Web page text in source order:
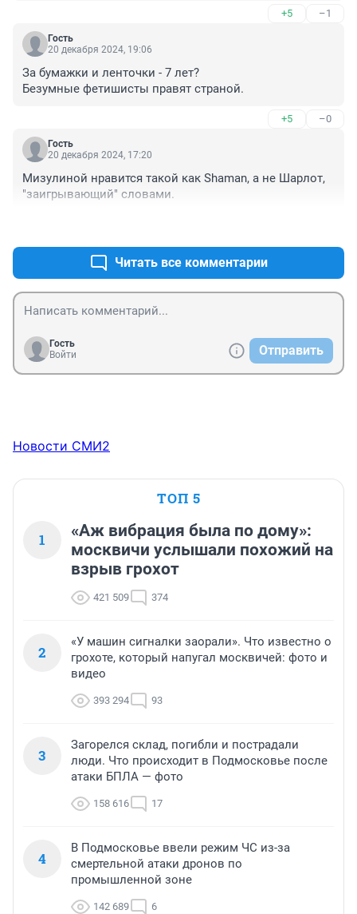
+5 –1
Гость
20 декабря 2024, 19:06
За бумажки и ленточки - 7 лет?
Безумные фетишисты правят страной.
+5 –0
Гость
20 декабря 2024, 17:20
Мизулиной нравится такой как Shaman, а не Шарлот,
"заигрывающий" словами.
Читать все комментарии
Гость
Войти
Отправить
Новости СМИ2
ТОП 5
1
«Аж вибрация была по дому»:
москвичи услышали похожий на
взрыв грохот
421 509 374
2
«У машин сигналки заорали». Что известно о
грохоте, который напугал москвичей: фото и
видео
393 294 93
3
Загорелся склад, погибли и пострадали
люди. Что происходит в Подмосковье после
атаки БПЛА — фото
158 616 17
4
В Подмосковье ввели режим ЧС из-за
смертельной атаки дронов по
промышленной зоне
142 689 6